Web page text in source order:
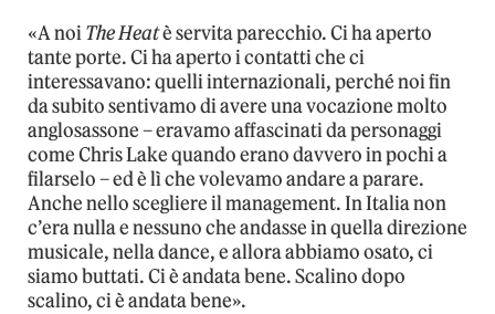
«A noiThe Heatè servita parecchio. Ci ha aperto
tante porte. Ci ha aperto i contatti che ci
interessavano: quelli internazionali, perché noi fin
da subito sentivamo di avere una vocazione molto
anglosassone – eravamo affascinati da personaggi
come Chris Lake quando erano davvero in pochi a
filarselo – ed è lì che volevamo andare a parare.
Anche nello scegliere il management. In Italia non
c’era nulla e nessuno che andasse in quella direzione
musicale, nella dance, e allora abbiamo osato, ci
siamo buttati. Ci è andata bene. Scalino dopo
scalino, ci è andata bene».